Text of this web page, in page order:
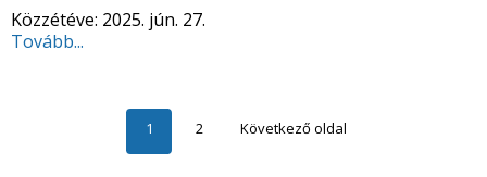
Közzétéve: 2025. jún. 27.
Tovább...
1 2 Következő oldal